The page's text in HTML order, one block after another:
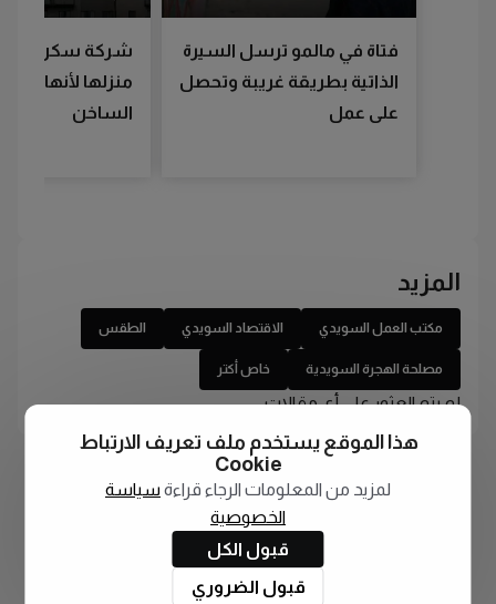
فتاة في مالمو ترسل السيرة
الذاتية بطريقة غريبة وتحصل
على عمل
شركة سكن
منزلها لأنها لم
الساخن
المزيد
مكتب العمل السويدي الاقتصاد السويدي الطقس
مصلحة الهجرة السويدية خاص أكتر
لم يتم العثور على أي مقالات
هذا الموقع يستخدم ملف تعريف الارتباط
Cookie
لمزيد من المعلومات الرجاء قراءة سياسة
الخصوصية
قبول الكل
قبول الضروري